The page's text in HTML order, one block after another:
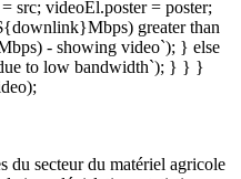
videoEl.poster = poster;
greater than
- showing video`); } else
to low bandwidth`); } } }
du secteur du matériel agricole